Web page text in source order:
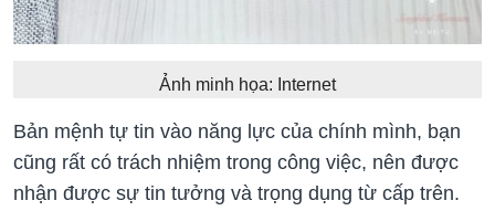
Ảnh minh họa: Internet
Bản mệnh tự tin vào năng lực của chính mình, bạn
cũng rất có trách nhiệm trong công việc, nên được
nhận được sự tin tưởng và trọng dụng từ cấp trên.